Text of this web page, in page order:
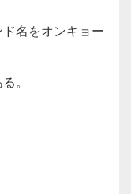
名をオンキョー
。